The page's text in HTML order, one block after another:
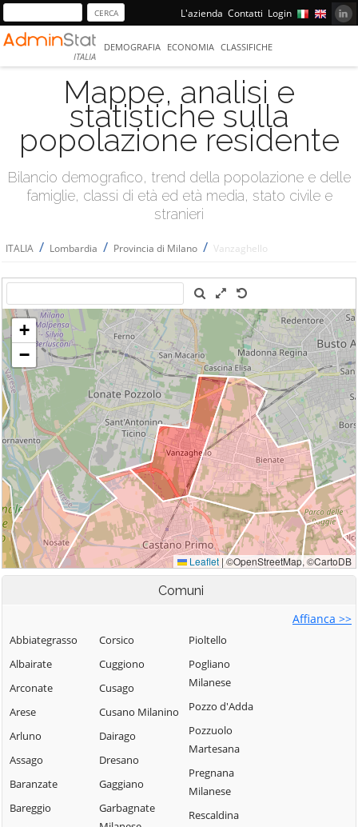
L'azienda Contatti Login
ITALIA
DEMOGRAFIA ECONOMIA CLASSIFICHE
Mappe, analisi e
statistiche sulla
popolazione residente
Bilancio demografico, trend della popolazione e delle
famiglie, classi di età ed età media, stato civile e
stranieri
ITALIA / Lombardia / Provincia di Milano / Vanzaghello
Comuni
Affianca >>
Abbiategrasso
Albairate
Arconate
Arese
Arluno
Assago
Baranzate
Bareggio
Corsico
Cuggiono
Cusago
Cusano Milanino
Dairago
Dresano
Gaggiano
Garbagnate
Pioltello
Pogliano
Milanese
Pozzo d'Adda
Pozzuolo
Martesana
Pregnana
Milanese
Rescaldina